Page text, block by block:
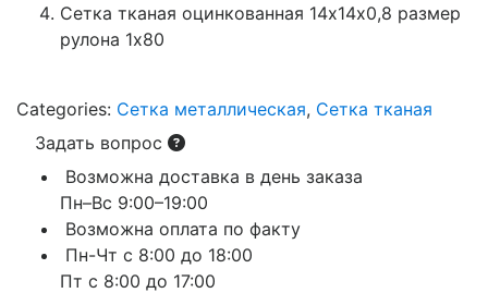
Сетка тканая оцинкованная 14х14х0,8 размер
рулона 1х80
Categories: Сетка металлическая, Сетка тканая
Задать вопрос
Возможна доставка в день заказа
Пн–Вс 9:00–19:00
Возможна оплата по факту
Пн-Чт с 8:00 до 18:00
Пт с 8:00 до 17:00